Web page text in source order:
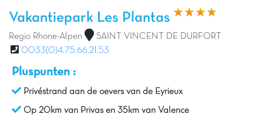
Vakantiepark Les Plantas
Regio Rhone-Alpen
SAINT VINCENT DE DURFORT
0033(0)4.75.66.21.53
Pluspunten :
Privéstrand aan de oevers van de Eyrieux
Op 20km van Privas en 35km van Valence